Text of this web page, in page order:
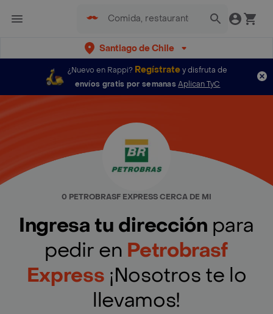
Santiago de Chile
¿Nuevo en Rappi? Regístratey disfruta de
envíos gratis por semanas Aplican TyC
0 PETROBRASF EXPRESS CERCA DE MI
Ingresa tu dirección para
pedir en Petrobrasf
Express ¡Nosotros te lo
llevamos!